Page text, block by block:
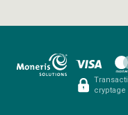
cryptage